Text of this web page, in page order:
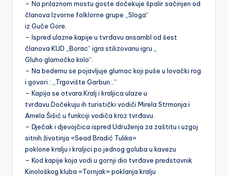
– Na prilaznom mostu goste dočekuje špalir sačinjen od
članova Izvorne folklorne grupe „Sloga“
iz Guče Gore.
– Ispred ulazne kapije u tvrđavu ansambl od šest
članova KUD „Borac“ igra stilizovanu igru „
Gluho glamočko kolo“.
– Na bedemu se pojavljuje glumac koji puše u lovački rog
i govori : „Trgovište Garbun…“
– Kapija se otvara.Kralj i kraljica ulaze u
tvrđavu.Dočekuju ih turistički vodiči Mirela Strmonja i
Amela Šišić u funkciji vodiča kroz tvrđavu.
– Dječak i djevojčica ispred Udruženja za zaštitu i uzgoj
sitnih životinja «Sead Bradić Tulika»
poklone kralju i kraljici po jednog goluba u kavezu
– Kod kapije koja vodi u gornji dio tvrđave predstavnik
Kinološkog kluba «Tornjak» poklanja kralju